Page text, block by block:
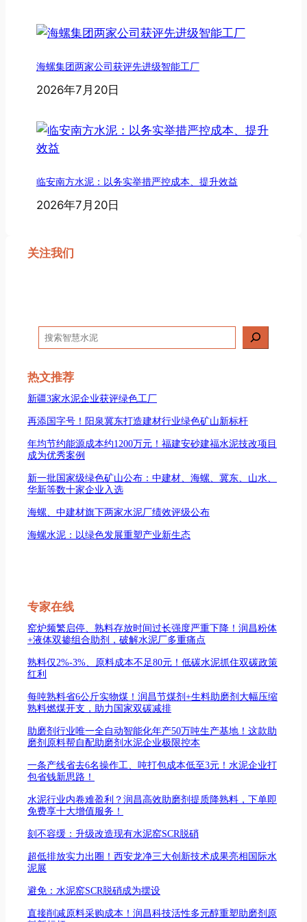
海螺集团两家公司获评先进级智能工厂
2026年7月20日
临安南方水泥：以务实举措严控成本、提升效益
2026年7月20日
关注我们
搜
索
热文推荐
新疆3家水泥企业获评绿色工厂
再添国字号！阳泉冀东打造建材行业绿色矿山新标杆
年均节约能源成本约1200万元！福建安砂建福水泥技改项目
成为优秀案例
新一批国家级绿色矿山公布：中建材、海螺、冀东、山水、
华新等数十家企业入选
海螺、中建材旗下两家水泥厂绩效评级公布
海螺水泥：以绿色发展重塑产业新生态
专家在线
窑炉频繁启停、熟料存放时间过长强度严重下降！润昌粉体
+液体双掺组合助剂，破解水泥厂多重痛点
熟料仅2%-3%、原料成本不足80元！低碳水泥抓住双碳政策
红利
每吨熟料省6公斤实物煤！润昌节煤剂+生料助磨剂大幅压缩
熟料燃煤开支，助力国家双碳减排
助磨剂行业唯一全自动智能化年产50万吨生产基地！这款助
磨剂原料帮自配助磨剂水泥企业极限控本
一条产线省去6名操作工、吨打包成本低至3元！水泥企业打
包省钱新思路！
水泥行业内卷难盈利？润昌高效助磨剂提质降熟料，下单即
免费享十大增值服务！
刻不容缓：升级改造现有水泥窑SCR脱硝
超低排放实力出圈！西安龙净三大创新技术成果亮相国际水
泥展
避免：水泥窑SCR脱硝成为摆设
直接削减原料采购成本！润昌科技活性多元醇重塑助磨剂原